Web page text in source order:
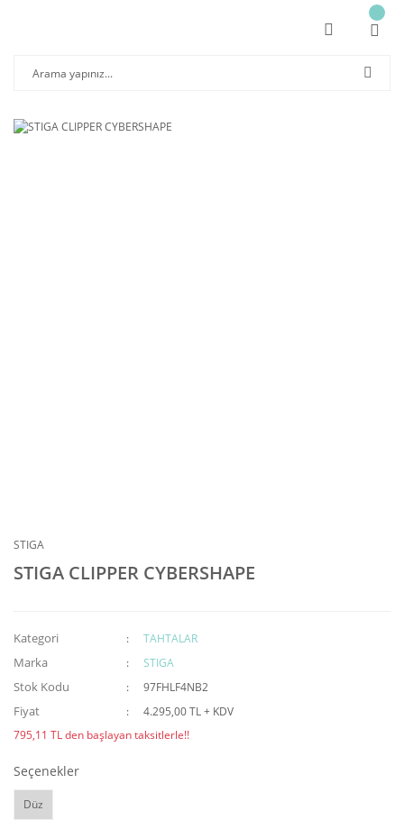
STIGA
STIGA CLIPPER CYBERSHAPE
Kategori TAHTALAR
Marka STIGA
Stok Kodu 97FHLF4NB2
Fiyat
4.295,00 TL + KDV
795,11 TL den başlayan taksitlerle!!
Seçenekler
Düz